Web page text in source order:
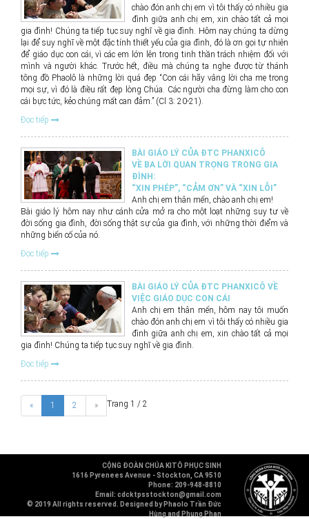
chào đón anh chị em vì tôi thấy có nhiều gia
đình giữa anh chị em, xin chào tất cả mọi
gia đình! Chúng ta tiếp tục suy nghĩ về gia đình. Hôm nay chúng ta dừng
lại để suy nghĩ về một đặc tính thiết yếu của gia đình, đó là ơn gọi tự nhiên
để giáo dục con cái, vì các em lớn lên trong tinh thần trách nhiệm đối với
mình và người khác. Trước hết, điều mà chúng ta nghe được từ thánh
tông đồ Phaolô là những lời quá đẹp “Con cái hãy vâng lời cha mẹ trong
mọi sự, vì đó là điều rất đẹp lòng Chúa. Các người cha đừng làm cho con
cái bực tức, kẻo chúng mất can đảm.” (Cl 3: 20-21).
Đọc tiếp
BÀI GIÁO LÝ CỦA ĐTC PHANXICÔ
VỀ BA LỜI QUAN TRỌNG TRONG GIA
ĐÌNH:
“XIN PHÉP”, “CẢM ƠN” VÀ “XIN LỖI”
Anh chị em thân mến, chào anh chị em!
Bài giáo lý hôm nay như cánh cửa mở ra cho một loạt những suy tư về
đời sống gia đình, đời sống thật sự của gia đình, với những thời điểm và
những biến cố của nó.
Đọc tiếp
BÀI GIÁO LÝ CỦA ĐTC PHANXICÔ VỀ
VIỆC GIÁO DỤC CON CÁI
Anh chị em thân mến, hôm nay tôi muốn
chào đón anh chị em vì tôi thấy có nhiều gia
đình giữa anh chị em, xin chào tất cả mọi
gia đình! Chúng ta tiếp tục suy nghĩ về gia đình.
Đọc tiếp
« 1 2 » Trang 1 / 2
CỘNG ĐOÀN CHÚA KITÔ PHỤC SINH
1616 Pyrenees Avenue - Stockton, CA 9510
Phone: 209-948-8810
Email: cdcktpsstockton@gmail.com
© 2019 All rights reserved. Designed by Phaolo Trần Đức
Hùng and Phung Phan